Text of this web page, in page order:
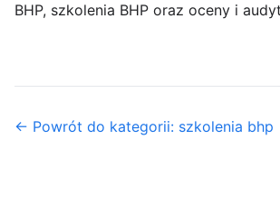
BHP, szkolenia BHP oraz oceny i
← Powrót do kategorii: szkolenia bhp